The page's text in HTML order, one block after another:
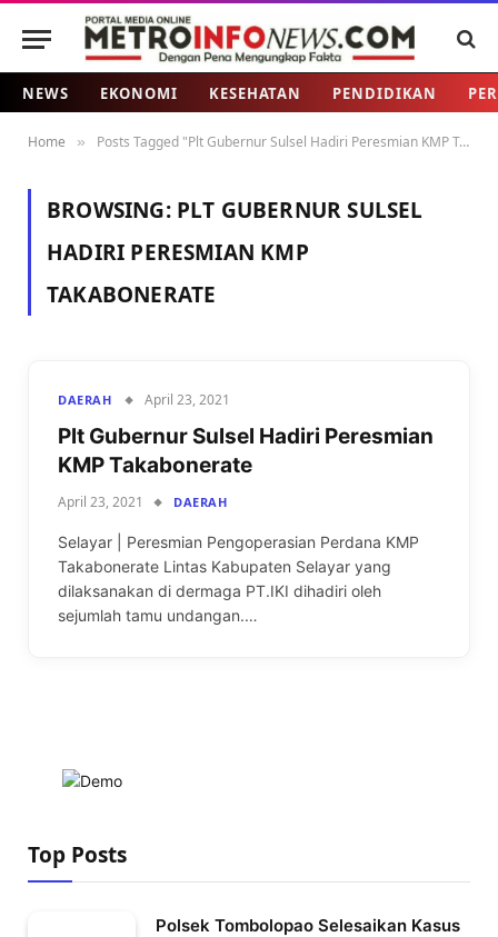
NEWS EKONOMI KESEHATAN PENDIDIKAN
Home » Posts Tagged "Plt Gubernur Sulsel Hadiri Peresmian KMP Takabonerate"
BROWSING: PLT GUBERNUR SULSEL
HADIRI PERESMIAN KMP
TAKABONERATE
DAERAH April 23, 2021
Plt Gubernur Sulsel Hadiri Peresmian
KMP Takabonerate
April 23, 2021 DAERAH
Selayar | Peresmian Pengoperasian Perdana KMP
Takabonerate Lintas Kabupaten Selayar yang
dilaksanakan di dermaga PT.IKI dihadiri oleh
sejumlah tamu undangan.…
Top Posts
Polsek Tombolopao Selesaikan Kasus